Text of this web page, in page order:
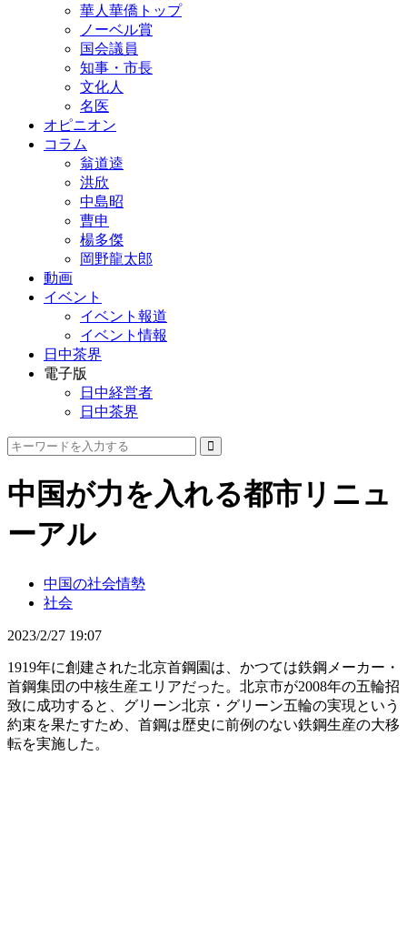
華人華僑トップ
ノーベル賞
国会議員
知事・市長
文化人
名医
オピニオン
コラム
翁道逵
洪欣
中島昭
曹申
楊多傑
岡野龍太郎
動画
イベント
イベント報道
イベント情報
日中茶界
電子版
日中経営者
日中茶界
中国が力を入れる都市リニュ
ーアル
中国の社会情勢
社会
2023/2/27 19:07
1919年に創建された北京首鋼園は、かつては鉄鋼メーカー・
首鋼集団の中核生産エリアだった。北京市が2008年の五輪招
致に成功すると、グリーン北京・グリーン五輪の実現という
約束を果たすため、首鋼は歴史に前例のない鉄鋼生産の大移
転を実施した。